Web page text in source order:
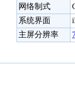
网络制式
系统界面
主屏分辨率